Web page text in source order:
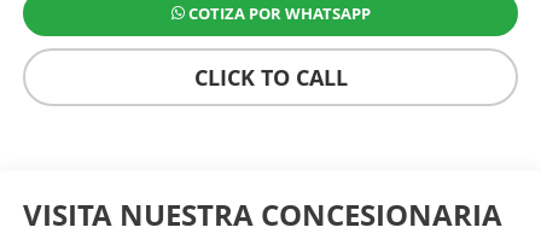
COTIZA POR WHATSAPP
CLICK TO CALL
VISITA NUESTRA CONCESIONARIA